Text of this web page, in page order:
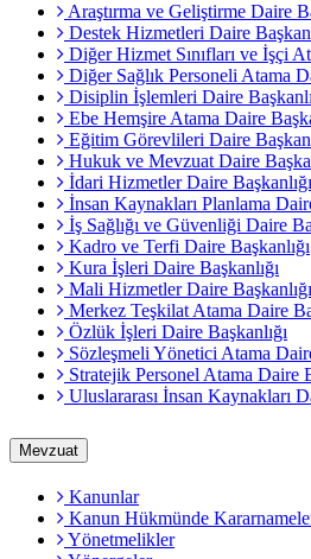
Araştırma ve Geliştirme Daire
Destek Hizmetleri Daire
Diğer Hizmet Sınıfları ve İşçi
Diğer Sağlık Personeli Atama
Disiplin İşlemleri Daire
Ebe Hemşire Atama Daire
Eğitim Görevlileri Daire
Hukuk ve Mevzuat Daire
İdari Hizmetler Daire Başkanlığı
İnsan Kaynakları Planlama
İş Sağlığı ve Güvenliği Daire
Kadro ve Terfi Daire Başkanlığı
Kura İşleri Daire Başkanlığı
Mali Hizmetler Daire Başkanlığı
Merkez Teşkilat Atama Daire
Özlük İşleri Daire Başkanlığı
Sözleşmeli Yönetici Atama
Stratejik Personel Atama Daire
Uluslararası İnsan Kaynakları
Mevzuat
Kanunlar
Kanun Hükmünde
Yönetmelikler